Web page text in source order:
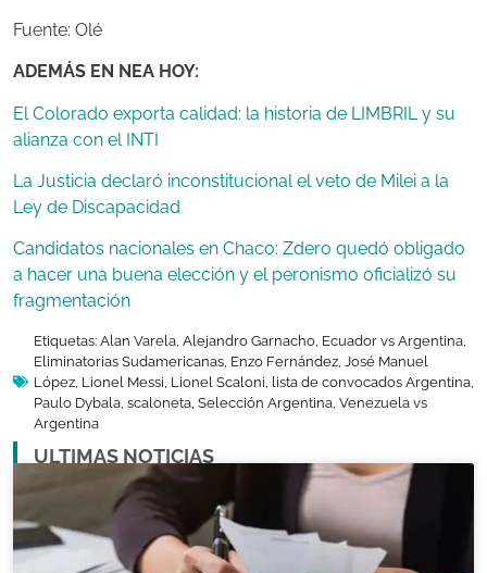
Fuente: Olé
ADEMÁS EN NEA HOY:
El Colorado exporta calidad: la historia de LIMBRIL y su
alianza con el INTI
La Justicia declaró inconstitucional el veto de Milei a la
Ley de Discapacidad
Candidatos nacionales en Chaco: Zdero quedó obligado
a hacer una buena elección y el peronismo oficializó su
fragmentación
Etiquetas: Alan Varela Alejandro Garnacho Ecuador vs Argentina
Eliminatorias Sudamericanas Enzo Fernández José Manuel
López Lionel Messi Lionel Scaloni lista de convocados Argentina
Paulo Dybala scaloneta Selección Argentina Venezuela vs
Argentina
ULTIMAS NOTICIAS